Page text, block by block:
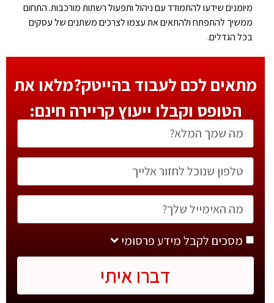
מיומנים שידעו להתמודד עם ניהול ותפעול רשתות מורכבות. התחום
ממשיך להתפתח ולהתאים את עצמו לצרכים משתנים של עסקים
בכל הגדלים.
מתאים לכם לעבוד בהייטק?מלאו את
הטופס וקבלו ייעוץ קריירה חינם:
מסכים לקבל מידע פרסומי
דברו איתי